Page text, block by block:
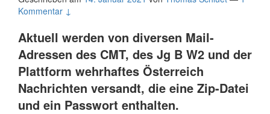
Kommentar ↓
Aktuell werden von diversen Mail-
Adressen des CMT, des Jg B W2 und der
Plattform wehrhaftes Österreich
Nachrichten versandt, die eine Zip-Datei
und ein Passwort enthalten.